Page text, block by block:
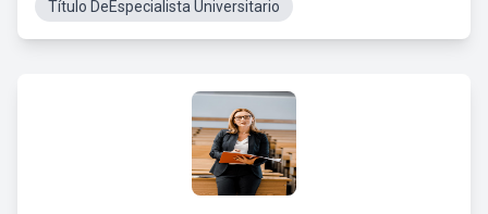
Título DeEspecialista Universitario